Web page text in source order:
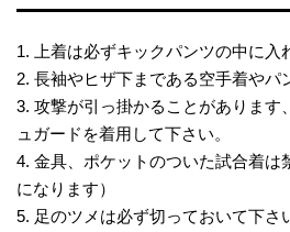
1. 上着は必ずキックパンツの中に入
2. 長袖やヒザ下まである空手着やパ
3. 攻撃が引っ掛かることがあります
ュガードを着用して下さい。
4. 金具、ポケットのついた試合着は
になります）
5. 足のツメは必ず切っておいて下さ